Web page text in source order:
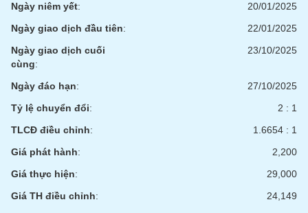
Ngày niêm yết:
20/01/2025
Ngày giao dịch đầu tiên:
22/01/2025
Ngày giao dịch cuối
cùng:
23/10/2025
Ngày đáo hạn:
27/10/2025
Tỷ lệ chuyển đổi:
2 : 1
TLCĐ điều chỉnh:
1.6654 : 1
Giá phát hành:
2,200
Giá thực hiện:
29,000
Giá TH điều chỉnh:
24,149